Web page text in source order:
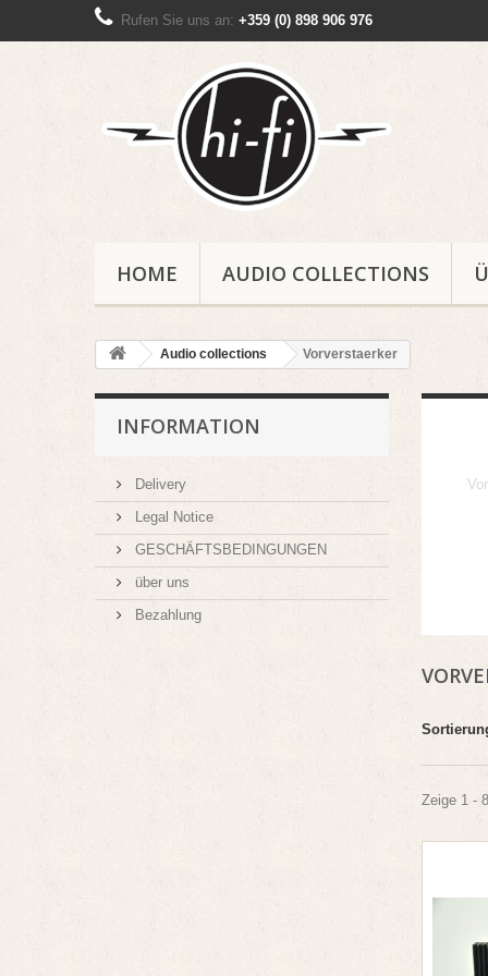
Rufen Sie uns an: +359 (0) 898 906 976
HOME AUDIO COLLECTIONS
Audio collections Vorverstaerker
INFORMATION
Delivery
Legal Notice
GESCHÄFTSBEDINGUNGEN
über uns
Bezahlung
Zeige 1 -